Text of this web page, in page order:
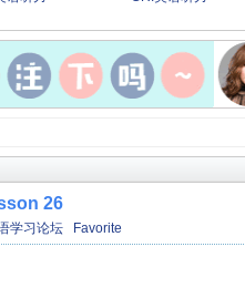
26
学习论坛 Favorite